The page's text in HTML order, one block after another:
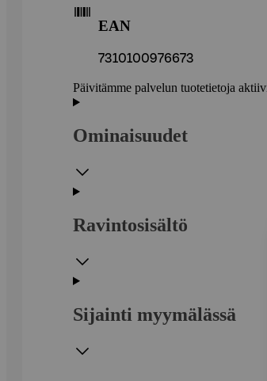
EAN
7310100976673
Päivitämme palvelun tuotetietoja
Ominaisuudet
Ravintosisältö
Sijainti myymälässä